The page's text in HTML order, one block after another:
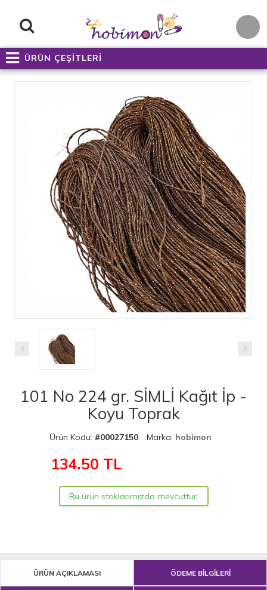
ÜRÜN ÇEŞİTLERİ
101 No 224 gr. SİMLİ Kağıt İp -
Koyu Toprak
Ürün Kodu: #00027150 Marka: hobimon
134.50 TL
Bu ürün stoklarımızda mevcuttur.
ÜRÜN AÇIKLAMASI ÖDEME BİLGİLERİ